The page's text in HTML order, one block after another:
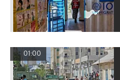
01:00